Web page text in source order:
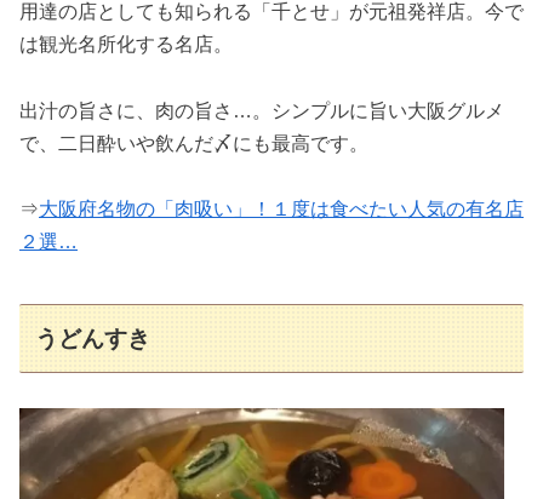
用達の店としても知られる「千とせ」が元祖発祥店。今で
は観光名所化する名店。
出汁の旨さに、肉の旨さ…。シンプルに旨い大阪グルメ
で、二日酔いや飲んだ〆にも最高です。
⇒大阪府名物の「肉吸い」！１度は食べたい人気の有名店
２選…
うどんすき